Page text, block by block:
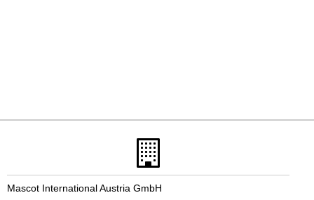
Mascot International Austria GmbH